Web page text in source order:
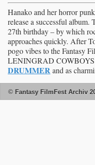
Hanako and her horror
release a successful album.
27th birthday – by which
approaches quickly. After
pogo vibes to the Fantasy
LENINGRAD COWBOYS
DRUMMERand as
© Fantasy FilmFest Archiv